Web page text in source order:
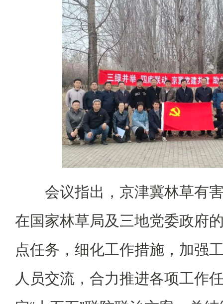
会议指出，京津冀林草有
在国家林草局及三地党委政府
点任务，细化工作措施，加强
人员交流，合力推进各项工作